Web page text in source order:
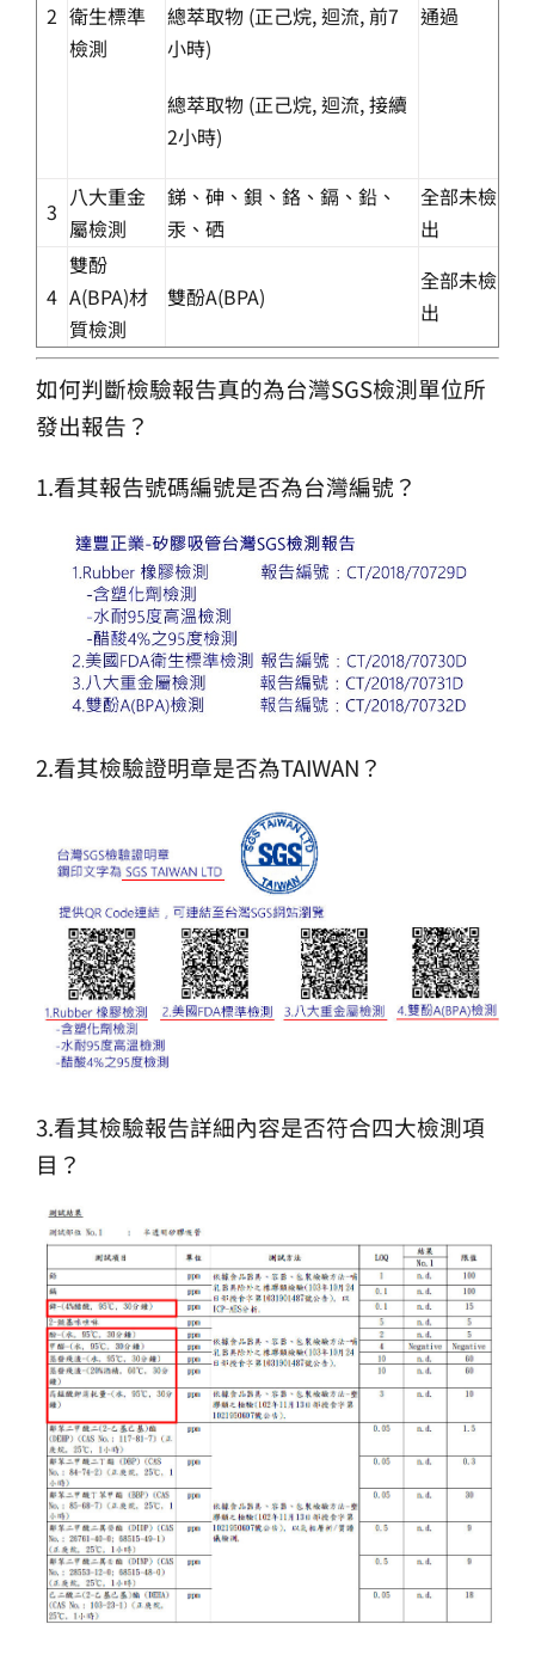
2 衛生標準
檢測
總萃取物 (正己烷, 迴流, 前7
小時)
總萃取物 (正己烷, 迴流, 接續
2小時)
通過
3
八大重金
屬檢測
銻、砷、鋇、鉻、鎘、鉛、
汞、硒
全部未檢
出
4
雙酚
A(BPA)材
質檢測
雙酚A(BPA)
全部未檢
出
如何判斷檢驗報告真的為台灣SGS檢測單位所
發出報告？
1.看其報告號碼編號是否為台灣編號？
2.看其檢驗證明章是否為TAIWAN？
3.看其檢驗報告詳細內容是否符合四大檢測項
目？